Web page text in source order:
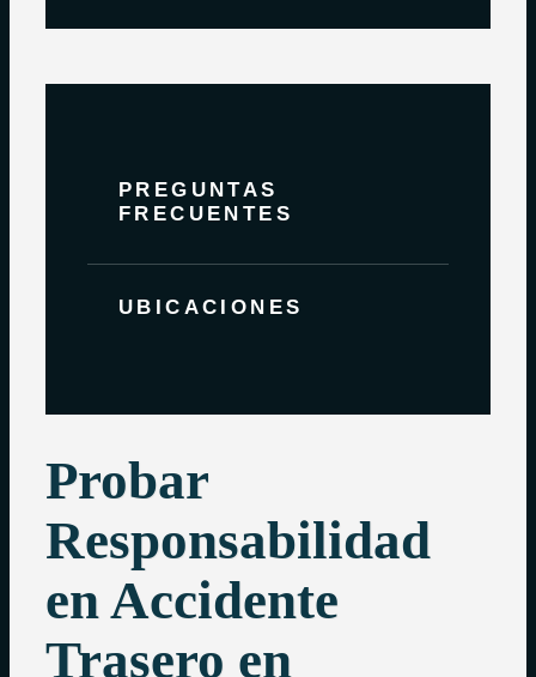
PREGUNTAS
FRECUENTES
UBICACIONES
Probar
Responsabilidad
en Accidente
Trasero en